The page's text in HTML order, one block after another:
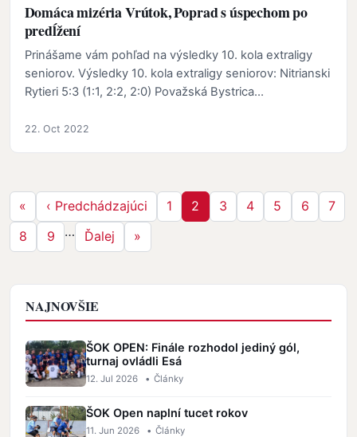
Domáca mizéria Vrútok, Poprad s úspechom po
predĺžení
Prinášame vám pohľad na výsledky 10. kola extraligy
seniorov. Výsledky 10. kola extraligy seniorov: Nitrianski
Rytieri 5:3 (1:1, 2:2, 2:0) Považská Bystrica…
22. Oct 2022
Prvá strana
« Predchádzajúca strana
‹ Predchádzajúci Strana
1 Strana
2 Strana
3 Strana
4 Strana
5 Strana
6
7
Strana
8 Strana
9 … Ďalšia strana
Ďalej Posledná strana
»
NAJNOVŠIE
ŠOK OPEN: Finále rozhodol jediný gól,
turnaj ovládli Esá
12. Jul 2026 • Články
ŠOK Open naplní tucet rokov
11. Jun 2026 • Články